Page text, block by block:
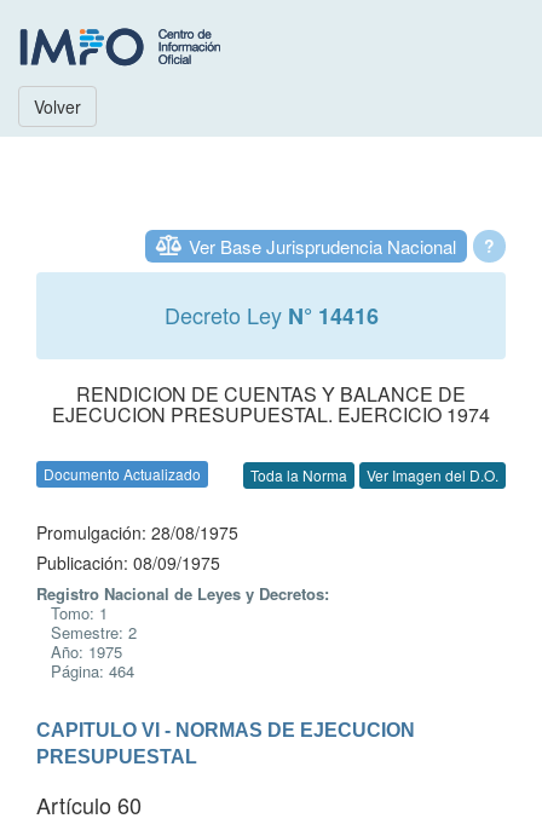
Volver
?
Ver Base Jurisprudencia Nacional
Decreto Ley N° 14416
RENDICION DE CUENTAS Y BALANCE DE
EJECUCION PRESUPUESTAL. EJERCICIO 1974
Documento Actualizado Toda la Norma Ver Imagen del D.O.
Promulgación: 28/08/1975
Publicación: 08/09/1975
Registro Nacional de Leyes y Decretos:
Tomo: 1
Semestre: 2
Año: 1975
Página: 464
CAPITULO VI - NORMAS DE EJECUCION
PRESUPUESTAL
Artículo 60